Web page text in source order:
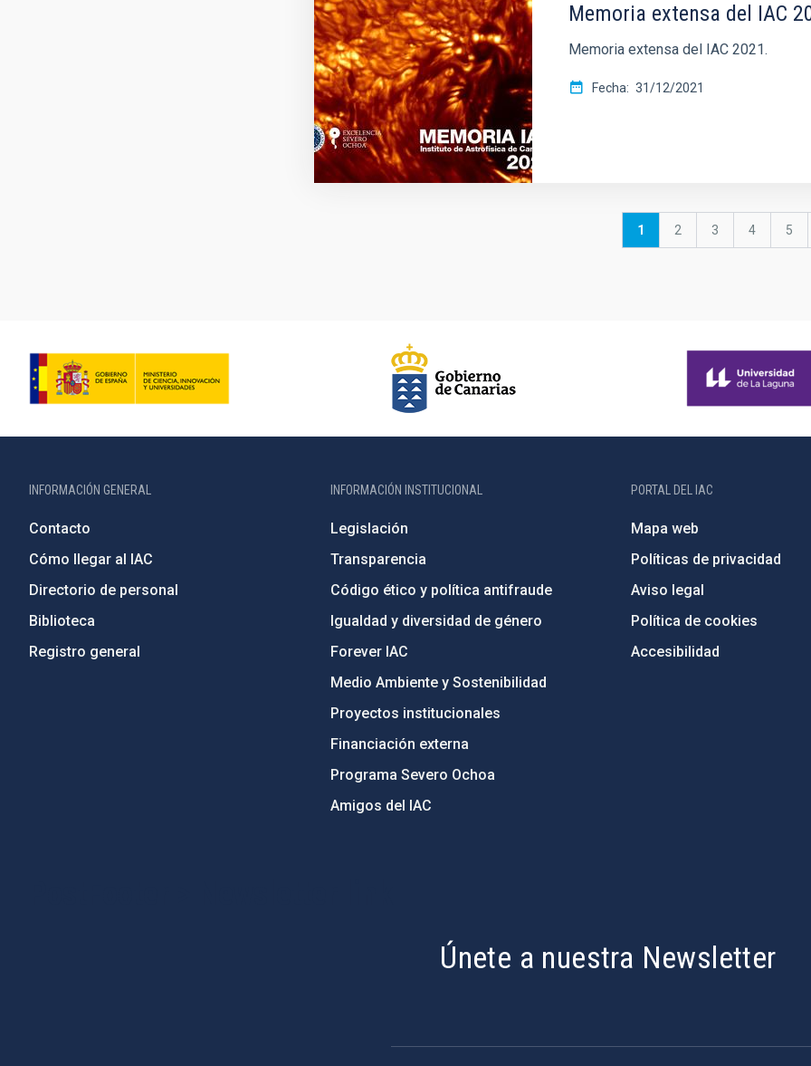
Memoria extensa del IAC
Memoria extensa del IAC 2021.
Fecha 31/12/2021
Página
1 Página
2 Página
3 Página
4 5
INFORMACIÓN GENERAL
Contacto
Cómo llegar al IAC
Directorio de personal
Biblioteca
Registro general
INFORMACIÓN INSTITUCIONAL
Legislación
Transparencia
Código ético y política antifraude
Igualdad y diversidad de género
Forever IAC
Medio Ambiente y Sostenibilidad
Proyectos institucionales
Financiación externa
Programa Severo Ochoa
Amigos del IAC
PORTAL DEL IAC
Mapa web
Políticas de privacidad
Aviso legal
Política de cookies
Accesibilidad
Únete a nuestra Newsletter